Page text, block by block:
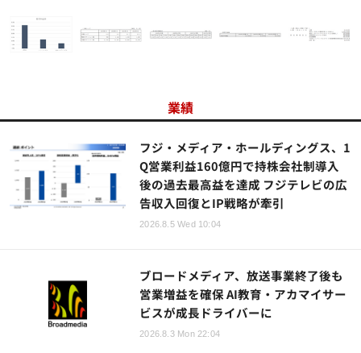
業績
フジ・メディア・ホールディングス、1
Q営業利益160億円で持株会社制導入
後の過去最高益を達成 フジテレビの広
告収入回復とIP戦略が牽引
2026.8.5 Wed 10:04
ブロードメディア、放送事業終了後も
営業増益を確保 AI教育・アカマイサー
ビスが成長ドライバーに
2026.8.3 Mon 22:04